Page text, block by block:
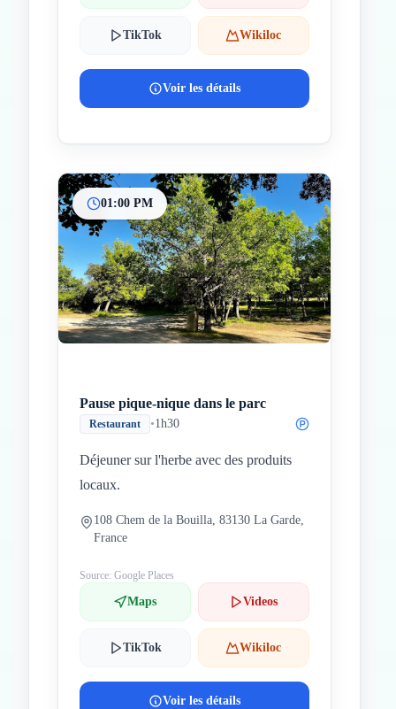
TikTok Wikiloc
Voir les détails
01:00 PM
Pause pique-nique dans le parc
Restaurant •1h30
Déjeuner sur l'herbe avec des produits
locaux.
108 Chem de la Bouilla, 83130 La Garde,
France
Source: Google Places
Maps Videos
TikTok Wikiloc
Voir les détails